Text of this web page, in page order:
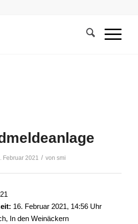
Februar 2021 / von smi
16. Februar 2021, 14:56 Uhr
In den Weinäckern